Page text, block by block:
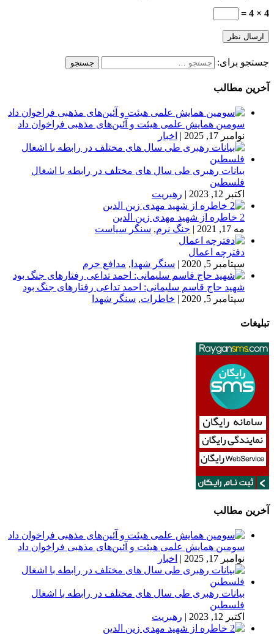
4 × 4 =
جستجو برای:
آخرین مطالب
سومین همایش علمی هیئت و آئین‌های مذهبی فراخوان داد
نوامبر 17, 2025
| اخبار
بیانات رهبری طی سال های مختلف در رابطه با اشغال
فلسطین
اکتبر 12, 2023
| رهبریت
2 خاطره از شهید مهدی زین الدین
مه 17, 2021
| جنگ نرم, سنگر سیاست
دفترچه اعمال
سپتامبر 5, 2020
| سنگر شهدا , مدافع حرم
شهید حاج قاسم سلیمانی: احمد تداعی رفتارهای جنگ بود
سپتامبر 5, 2020
| خاطرات, سنگر شهدا
تبلیغات
آخرین مطالب
سومین همایش علمی هیئت و آئین‌های مذهبی فراخوان داد
نوامبر 17, 2025
| اخبار
بیانات رهبری طی سال های مختلف در رابطه با اشغال
فلسطین
اکتبر 12, 2023
| رهبریت